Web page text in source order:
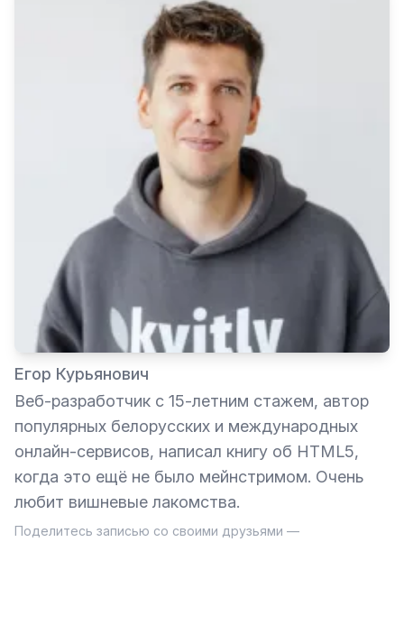
Егор Курьянович
Веб-разработчик с 15-летним стажем, автор
популярных белорусских и международных
онлайн-сервисов, написал книгу об HTML5,
когда это ещё не было мейнстримом. Очень
любит вишневые лакомства.
Поделитесь записью со своими друзьями —